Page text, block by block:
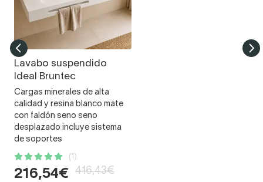
Lavabo suspendido
Ideal Bruntec
Cargas minerales de alta
calidad y resina blanco mate
con faldón seno seno
desplazado incluye sistema
de soportes
(1)
216,54€ 416,43€